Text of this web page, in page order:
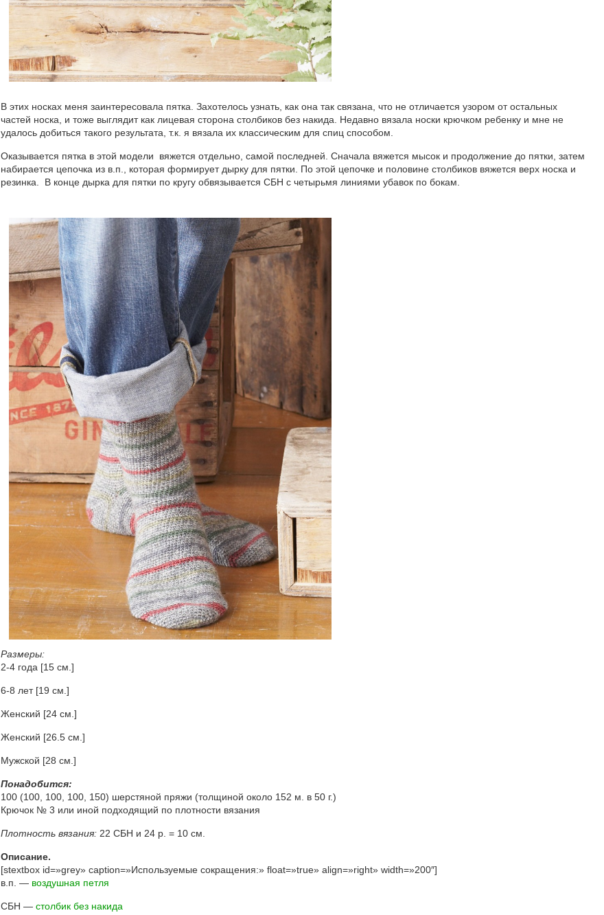
В этих носках меня заинтересовала пятка. Захотелось узнать, как она так связана, что не отличается узором от остальных
частей носка, и тоже выглядит как лицевая сторона столбиков без накида. Недавно вязала носки крючком ребенку и мне не
удалось добиться такого результата, т.к. я вязала их классическим для спиц способом.
Оказывается пятка в этой модели вяжется отдельно, самой последней. Сначала вяжется мысок и продолжение до пятки, затем
набирается цепочка из в.п., которая формирует дырку для пятки. По этой цепочке и половине столбиков вяжется верх носка и
резинка. В конце дырка для пятки по кругу обвязывается СБН с четырьмя линиями убавок по бокам.
Размеры:
2-4 года [15 см.]
6-8 лет [19 см.]
Женский [24 см.]
Женский [26.5 см.]
Мужской [28 см.]
Понадобится:
100 (100, 100, 100, 150) шерстяной пряжи (толщиной около 152 м. в 50 г.)
Крючок № 3 или иной подходящий по плотности вязания
Плотность вязания: 22 СБН и 24 р. = 10 см.
Описание.
[stextbox id=»grey» caption=»Используемые сокращения:» float=»true» align=»right» width=»200″]
в.п. — воздушная петля
СБН — столбик без накида